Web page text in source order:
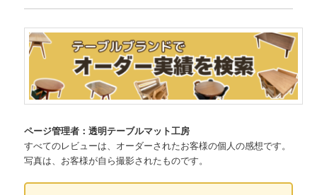
ページ管理者：透明テーブルマット工房
すべてのレビューは、オーダーされたお客様の個人の感想です。
写真は、お客様が自ら撮影されたものです。